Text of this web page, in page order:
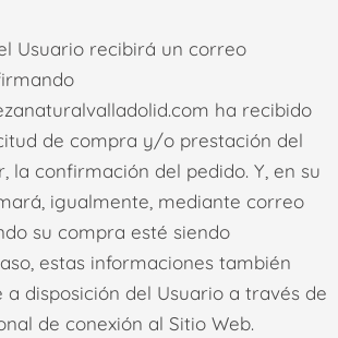
Usuario recibirá un correo
ha recibido
de compra y/o prestación del
la confirmación del pedido. Y, en su
igualmente, mediante correo
su compra esté siendo
estas informaciones también
a disposición del Usuario a través de
de conexión al Sitio Web.